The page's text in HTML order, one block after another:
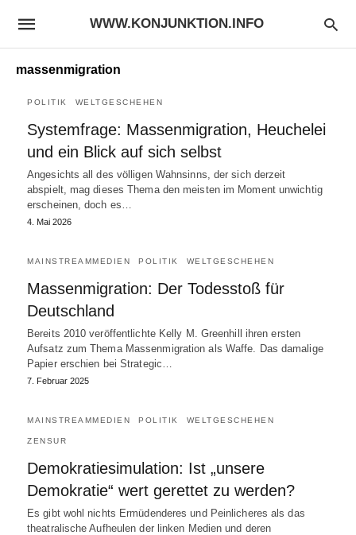
WWW.KONJUNKTION.INFO
massenmigration
POLITIK WELTGESCHEHEN
Systemfrage: Massenmigration, Heuchelei
und ein Blick auf sich selbst
Angesichts all des völligen Wahnsinns, der sich derzeit
abspielt, mag dieses Thema den meisten im Moment unwichtig
erscheinen, doch es…
4. Mai 2026
MAINSTREAMMEDIEN POLITIK WELTGESCHEHEN
Massenmigration: Der Todesstoß für
Deutschland
Bereits 2010 veröffentlichte Kelly M. Greenhill ihren ersten
Aufsatz zum Thema Massenmigration als Waffe. Das damalige
Papier erschien bei Strategic…
7. Februar 2025
MAINSTREAMMEDIEN POLITIK WELTGESCHEHEN
ZENSUR
Demokratiesimulation: Ist „unsere
Demokratie“ wert gerettet zu werden?
Es gibt wohl nichts Ermüdenderes und Peinlicheres als das
theatralische Aufheulen der linken Medien und deren